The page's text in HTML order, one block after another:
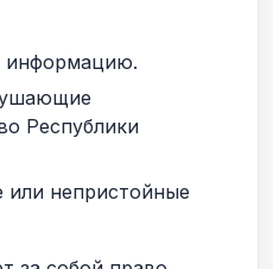
информацию.
Республики
или непристойные